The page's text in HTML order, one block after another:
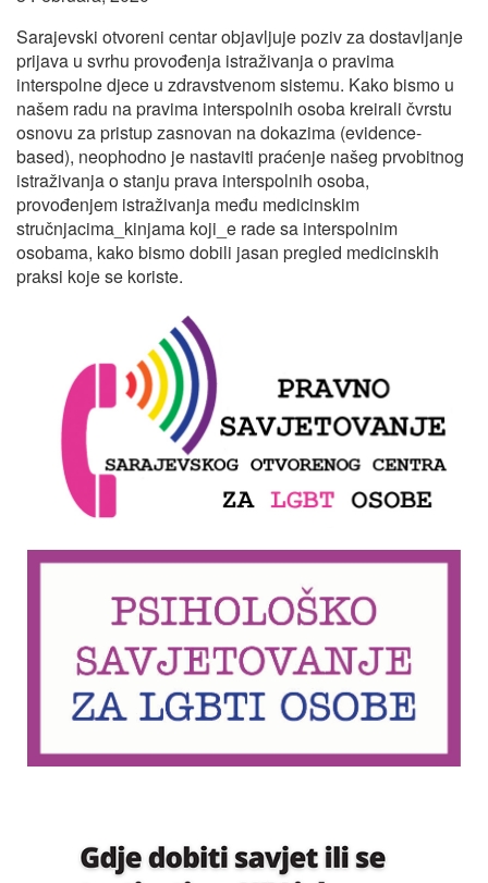
Sarajevski otvoreni centar objavljuje poziv za dostavljanje
prijava u svrhu provođenja istraživanja o pravima
interspolne djece u zdravstvenom sistemu. Kako bismo u
našem radu na pravima interspolnih osoba kreirali čvrstu
osnovu za pristup zasnovan na dokazima (evidence-
based), neophodno je nastaviti praćenje našeg prvobitnog
istraživanja o stanju prava interspolnih osoba,
provođenjem istraživanja među medicinskim
stručnjacima_kinjama koji_e rade sa interspolnim
osobama, kako bismo dobili jasan pregled medicinskih
praksi koje se koriste.